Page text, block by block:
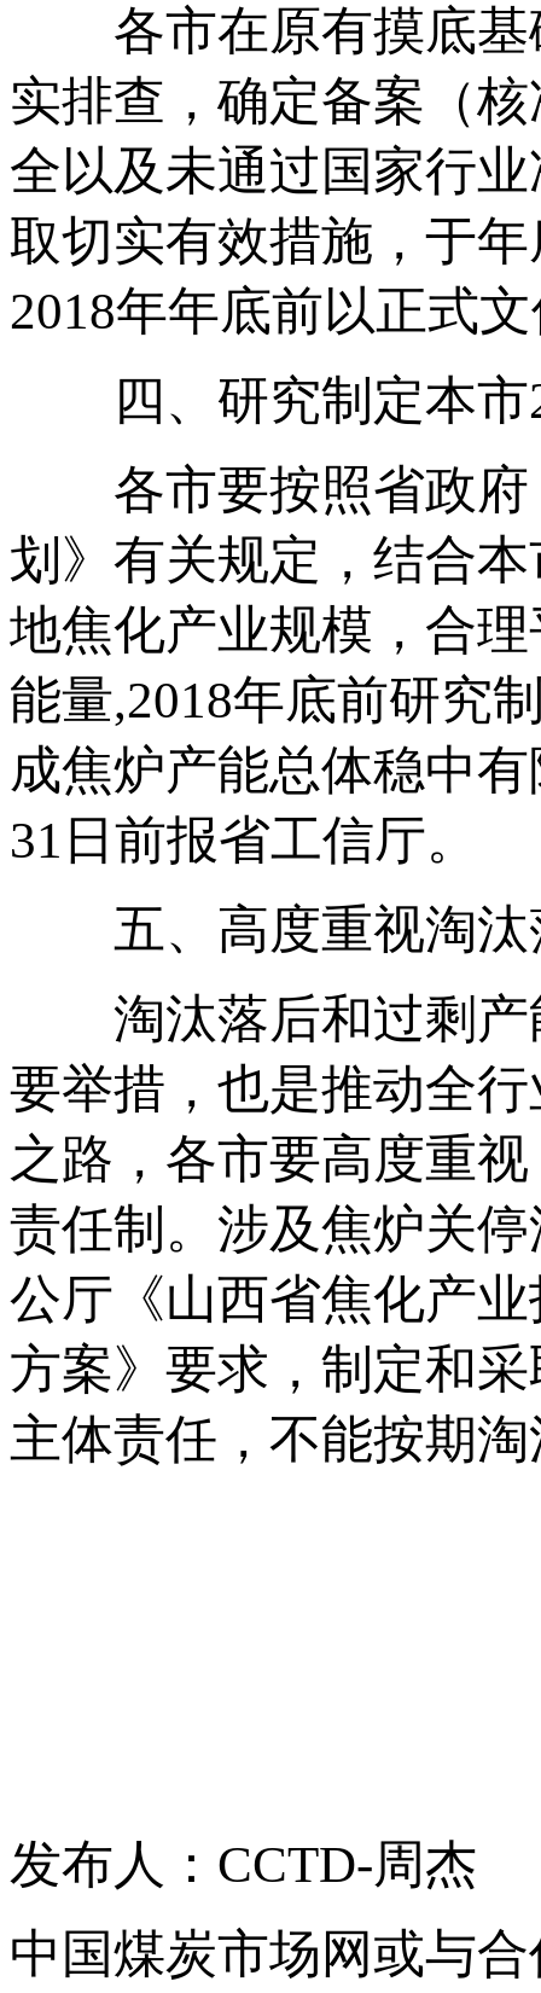
各市在原有摸底基
实排查，确定备案（
全以及未通过国家行
取切实有效措施，于
2018年年底前以正式
四、研究制定本市
各市要按照省政府
划》有关规定，结合
地焦化产业规模，合
能量,2018年底前研究
成焦炉产能总体稳中
31日前报省工信厅。
五、高度重视淘汰
淘汰落后和过剩产
要举措，也是推动全
之路，各市要高度重
责任制。涉及焦炉关
公厅《山西省焦化产
方案》要求，制定和
主体责任，不能按期
发布人：CCTD-周杰
中国煤炭市场网或与